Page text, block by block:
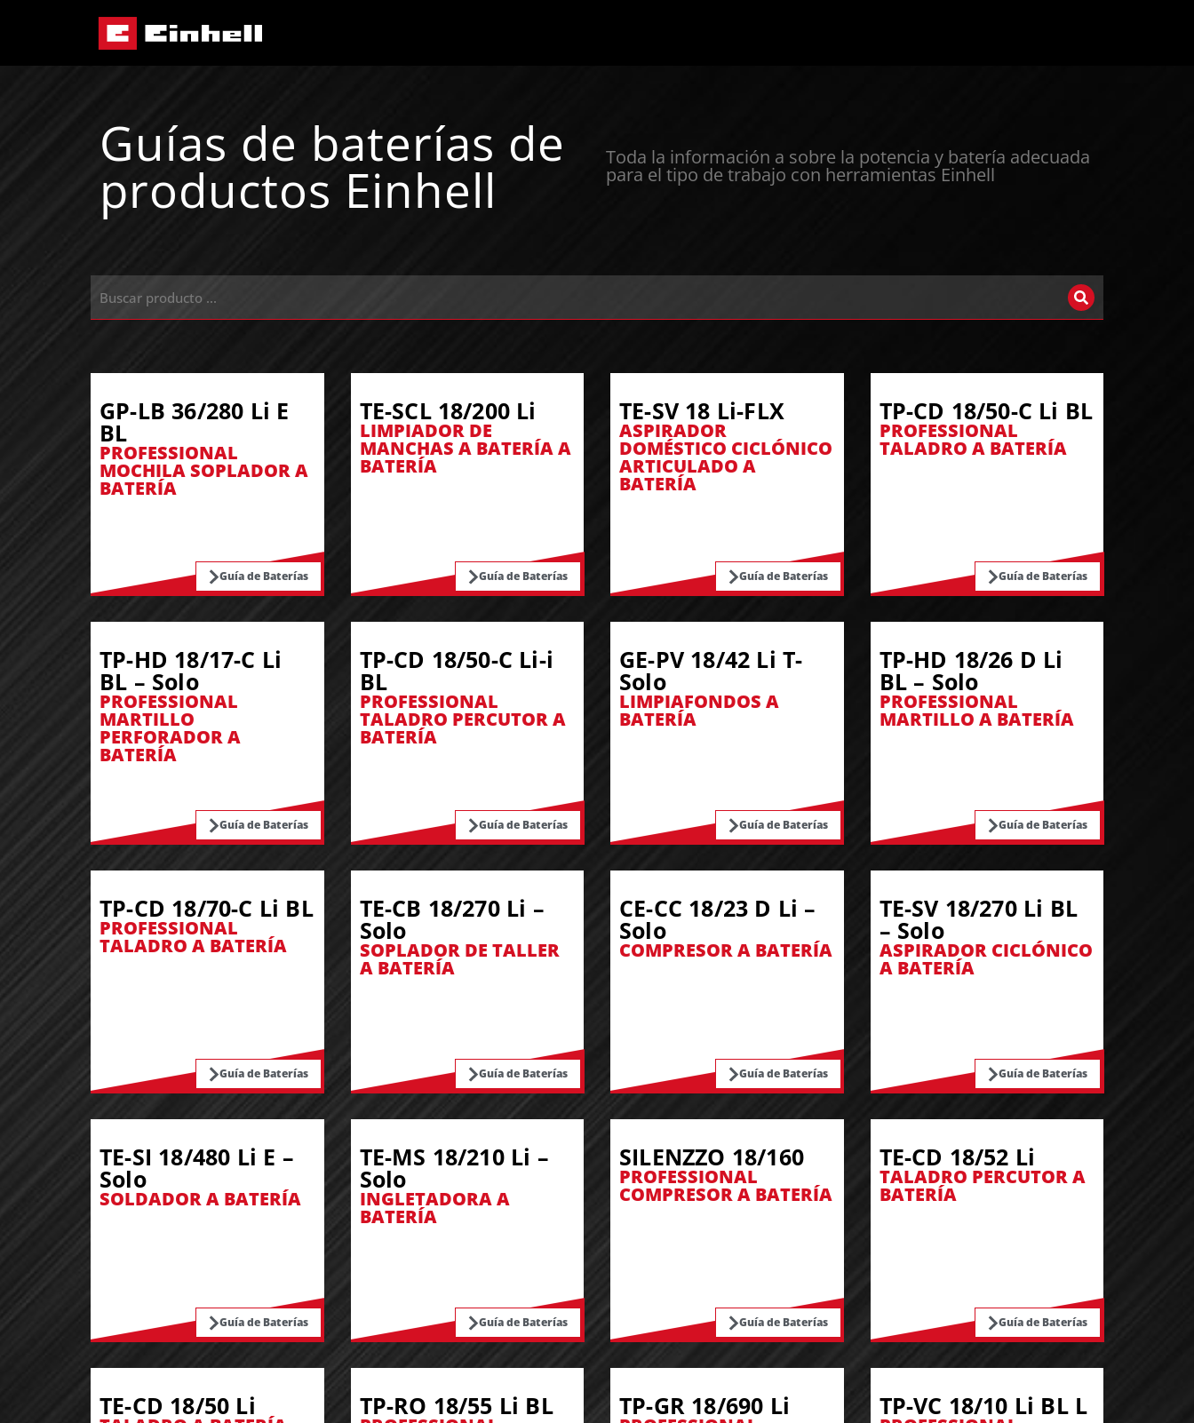
Guías de baterías de
productos Einhell
Toda la información a sobre la potencia y batería adecuada
para el tipo de trabajo con herramientas Einhell
GP-LB 36/280 Li E
BL
PROFESSIONAL
MOCHILA SOPLADOR A
BATERÍA
Guía de Baterías
TE-SCL 18/200 Li
LIMPIADOR DE
MANCHAS A BATERÍA A
BATERÍA
Guía de Baterías
TE-SV 18 Li-FLX
ASPIRADOR
DOMÉSTICO CICLÓNICO
ARTICULADO A
BATERÍA
Guía de Baterías
TP-CD 18/50-C Li BL
PROFESSIONAL
TALADRO A BATERÍA
Guía de Baterías
TP-HD 18/17-C Li
BL – Solo
PROFESSIONAL
MARTILLO
PERFORADOR A
BATERÍA
Guía de Baterías
TP-CD 18/50-C Li-i
BL
PROFESSIONAL
TALADRO PERCUTOR A
BATERÍA
Guía de Baterías
GE-PV 18/42 Li T-
Solo
LIMPIAFONDOS A
BATERÍA
Guía de Baterías
TP-HD 18/26 D Li
BL – Solo
PROFESSIONAL
MARTILLO A BATERÍA
Guía de Baterías
TP-CD 18/70-C Li BL
PROFESSIONAL
TALADRO A BATERÍA
Guía de Baterías
TE-CB 18/270 Li –
Solo
SOPLADOR DE TALLER
A BATERÍA
Guía de Baterías
CE-CC 18/23 D Li –
Solo
COMPRESOR A BATERÍA
Guía de Baterías
TE-SV 18/270 Li BL
– Solo
ASPIRADOR CICLÓNICO
A BATERÍA
Guía de Baterías
TE-SI 18/480 Li E –
Solo
SOLDADOR A BATERÍA
Guía de Baterías
TE-MS 18/210 Li –
Solo
INGLETADORA A
BATERÍA
Guía de Baterías
SILENZZO 18/160
PROFESSIONAL
COMPRESOR A BATERÍA
Guía de Baterías
TE-CD 18/52 Li
TALADRO PERCUTOR A
BATERÍA
Guía de Baterías
TE-CD 18/50 Li TP-RO 18/55 Li BL TP-GR 18/690 Li TP-VC 18/10 Li BL L